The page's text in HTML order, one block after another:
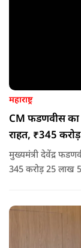
महाराष्ट्र
CM फडणवीस का
राहत, ₹345
मुख्यमंत्री देवेंद्र
345 करोड़ 25 लाख